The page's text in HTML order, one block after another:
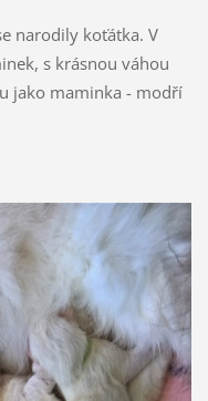
narodily koťátka. V
s krásnou váhou
jako maminka - modří